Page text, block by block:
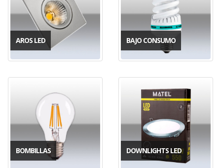
AROS LED BAJO CONSUMO
BOMBILLAS DOWNLIGHTS LED